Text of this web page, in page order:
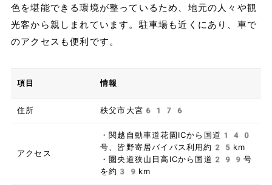
色を堪能できる環境が整っているため、地元の人々や観
光客から親しまれています。駐車場も近くにあり、車で
のアクセスも便利です。
項目 情報
住所 秩父市大宮6176
アクセス
・関越自動車道花園ICから国道140
号、皆野寄居バイパス利用約25km
・圏央道狭山日高ICから国道299号
を約39km